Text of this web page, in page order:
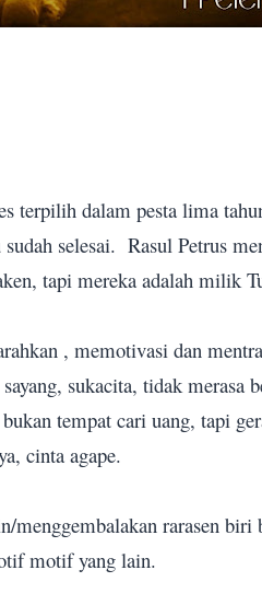
terpilih dalam pesta lima
selesai. Rasul Petrus
tapi mereka adalah milik
, memotivasi dan
sukacita, tidak merasa
tempat cari uang, tapi
cinta agape.
menggembalakan rarasen
motif yang lain.